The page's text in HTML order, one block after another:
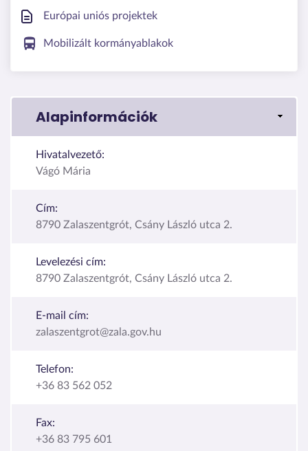
Európai uniós projektek
Mobilizált kormányablakok
Alapinformációk
Hivatalvezető:
Vágó Mária
Cím:
8790 Zalaszentgrót, Csány László utca 2.
Levelezési cím:
8790 Zalaszentgrót, Csány László utca 2.
E-mail cím:
zalaszentgrot@zala.gov.hu
Telefon:
+36 83 562 052
Fax:
+36 83 795 601